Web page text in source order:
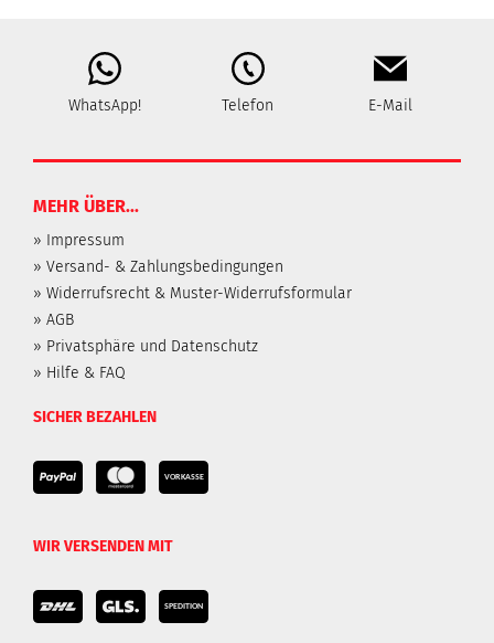
WhatsApp! Telefon E-Mail
MEHR ÜBER...
» Impressum
» Versand- & Zahlungsbedingungen
» Widerrufsrecht & Muster-Widerrufsformular
» AGB
» Privatsphäre und Datenschutz
» Hilfe & FAQ
SICHER BEZAHLEN
WIR VERSENDEN MIT